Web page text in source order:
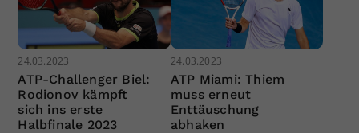
24.03.2023
ATP-Challenger Biel:
Rodionov kämpft
sich ins erste
Halbfinale 2023
24.03.2023
ATP Miami: Thiem
muss erneut
Enttäuschung
abhaken